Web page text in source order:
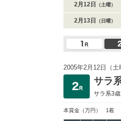
2月12日 （土曜）
2月13日 （日曜）
2005年2月12日（土
サラ
サラ系3歳
本賞金 （万円） 1着